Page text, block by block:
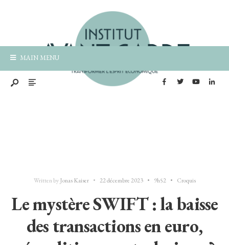
MAIN MENU
Written byJonas Kaiser • 22 décembre 2023 • 9h52 • Croquis
Le mystère SWIFT : la baisse
des transactions en euro,